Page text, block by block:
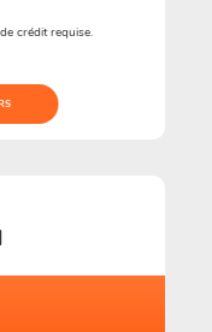
crédit requise.